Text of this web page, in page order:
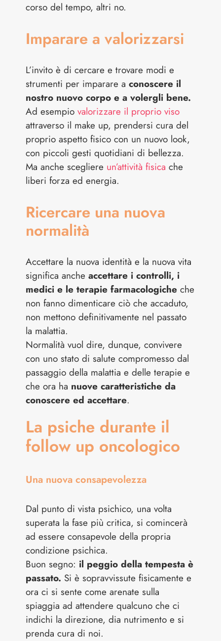
corso del tempo, altri no.
Imparare a valorizzarsi
L’invito è di cercare e trovare modi e
strumenti per imparare aconoscere il
nostro nuovo corpo e a volergli bene.
Ad esempiovalorizzare il proprio viso
attraverso il make up, prendersi cura del
proprio aspetto fisico con un nuovo look,
con piccoli gesti quotidiani di bellezza.
Ma anche scegliere un’attività fisica che
liberi forza ed energia.
Ricercare una nuova
normalità
Accettare la nuova identità e la nuova vita
significa ancheaccettare i controlli, i
medici e le terapie farmacologiche che
non fanno dimenticare ciò che accaduto,
non mettono definitivamente nel passato
la malattia.
Normalità vuol dire, dunque, convivere
con uno stato di salute compromesso dal
passaggio della malattia e delle terapie e
che ora ha nuove caratteristiche da
conoscere ed accettare.
La psiche durante il
follow up oncologico
Una nuova consapevolezza
Dal punto di vista psichico, una volta
superata la fase più critica, si comincerà
ad essere consapevole della propria
condizione psichica.
Buon segno: il peggio della tempesta è
passato. Si è sopravvissute fisicamente e
ora ci si sente come arenate sulla
spiaggia ad attendere qualcuno che ci
indichi la direzione, dia nutrimento e si
prenda cura di noi.